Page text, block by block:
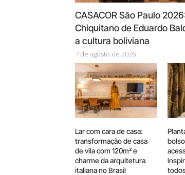
CASACOR São Paulo
Chiquitano de Eduardo
a cultura boliviana
7 de agosto de 2026
Lar com cara de casa:
transformação de casa
de vila com 120m² e
charme da arquitetura
italiana no Brasil